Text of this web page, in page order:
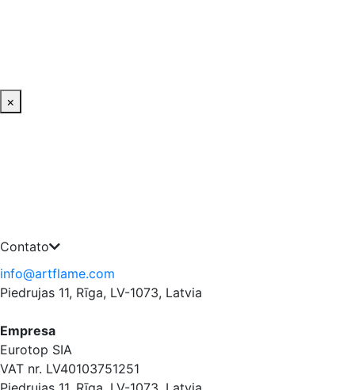
×
Contato
info@artflame.com
Piedrujas 11, Rīga, LV-1073, Latvia
Empresa
Eurotop SIA
VAT nr. LV40103751251